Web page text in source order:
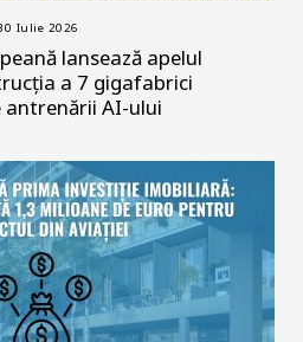
Iulie 2026
lansează apelul
a 7 gigafabrici
antrenării AI-ului